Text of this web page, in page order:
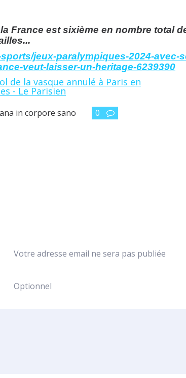
France est sixième en nombre total
jeux-paralympiques-2024-avec-
veut-laisser-un-heritage-6239390
in corpore sano 0
Votre adresse email ne sera pas publiée
Optionnel